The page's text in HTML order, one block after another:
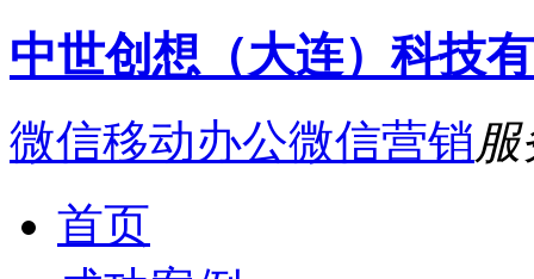
中世创想（大连）科技
微信移动办公微信营销服
首页